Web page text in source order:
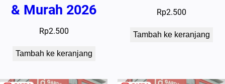
& Murah 2026
Rp2.500
Tambah ke keranjang
Rp2.500
Tambah ke keranjang